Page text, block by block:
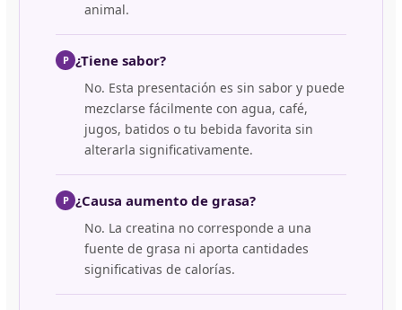
animal.
P ¿Tiene sabor?
No. Esta presentación es sin sabor y puede
mezclarse fácilmente con agua, café,
jugos, batidos o tu bebida favorita sin
alterarla significativamente.
P ¿Causa aumento de grasa?
No. La creatina no corresponde a una
fuente de grasa ni aporta cantidades
significativas de calorías.